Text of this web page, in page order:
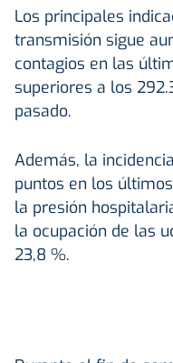
Los principales
transmisión sigue
contagios en las
superiores a los
pasado.
Además, la
puntos en los
la presión
la ocupación de las
23,8 %.